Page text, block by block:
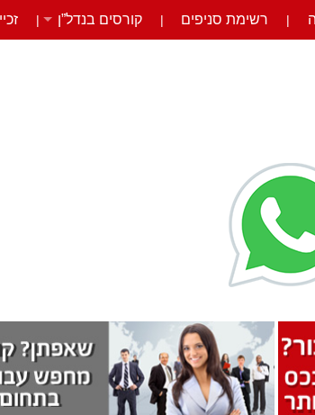
| רשימת סניפים | קורסים בנדל”ן |